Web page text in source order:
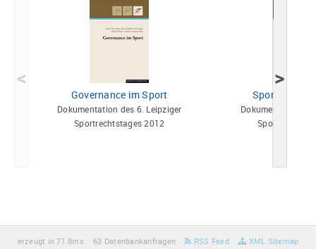
Governance im Sport
Dokumentation des 6. Leipziger
Sportrechtstages 2012
Sport und
Dokumentation
< >
erzeugt in 71.8ms 63 Datenbankanfragen RSS Feed XML Sitemap